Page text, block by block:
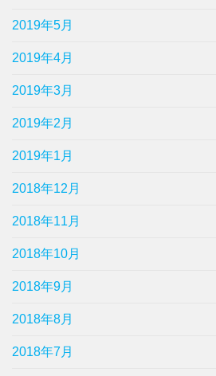
2019年5月
2019年4月
2019年3月
2019年2月
2019年1月
2018年12月
2018年11月
2018年10月
2018年9月
2018年8月
2018年7月